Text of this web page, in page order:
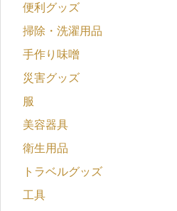
便利グッズ
掃除・洗濯用品
手作り味噌
災害グッズ
服
美容器具
衛生用品
トラベルグッズ
工具